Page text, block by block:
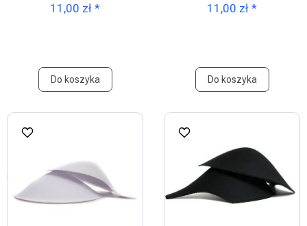
11,00 zł *
Do koszyka
11,00 zł *
Do koszyka